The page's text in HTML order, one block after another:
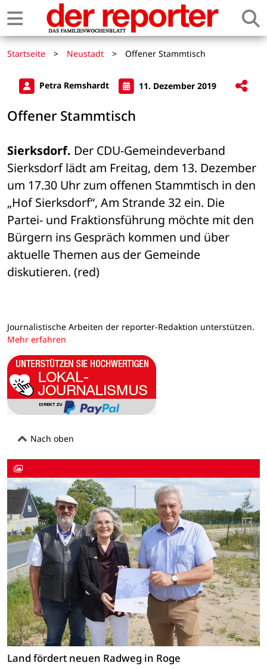
Startseite > Neustadt > Offener Stammtisch
Petra Remshardt 11. Dezember 2019
Offener Stammtisch
Sierksdorf. Der CDU-Gemeindeverband
Sierksdorf lädt am Freitag, dem 13. Dezember
um 17.30 Uhr zum offenen Stammtisch in den
„Hof Sierksdorf“, Am Strande 32 ein. Die
Partei- und Fraktionsführung möchte mit den
Bürgern ins Gespräch kommen und über
aktuelle Themen aus der Gemeinde
diskutieren. (red)
Journalistische Arbeiten der reporter-Redaktion unterstützen.
Mehr erfahren
Nach oben
Land fördert neuen Radweg in Roge